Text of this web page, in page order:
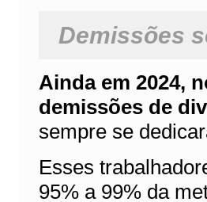
Demissões
Ainda em 2024,
demissões de
sempre se
Esses
95% a 99% da